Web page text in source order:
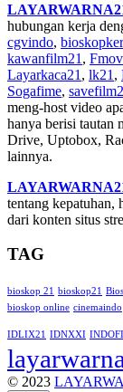
hubungan kerja
cgvindo,
kawanfilm21 ,
Layarkaca21 , lk21 ,
Sogafime,
meng-host video
hanya berisi tautan
Drive, Uptobox,
lainnya.
tentang kepatuhan,
dari konten situs
TAG
bioskop 21 bioskop21
bioskop online cinemaindo
IDLIX21 IDNXXI
© 2023